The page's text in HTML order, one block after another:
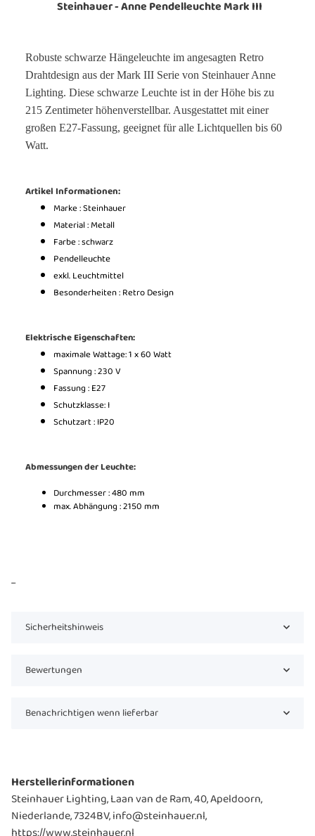
Steinhauer - Anne Pendelleuchte Mark III
Robuste schwarze Hängeleuchte im angesagten Retro
Drahtdesign aus der Mark III Serie von Steinhauer Anne
Lighting. Diese schwarze Leuchte ist in der Höhe bis zu
215 Zentimeter höhenverstellbar. Ausgestattet mit einer
großen E27-Fassung, geeignet für alle Lichtquellen bis 60
Watt.
Artikel Informationen:
Marke : Steinhauer
Material : Metall
Farbe : schwarz
Pendelleuchte
exkl. Leuchtmittel
Besonderheiten : Retro Design
Elektrische Eigenschaften:
maximale Wattage: 1 x 60 Watt
Spannung : 230 V
Fassung : E27
Schutzklasse: I
Schutzart : IP20
Abmessungen der Leuchte:
Durchmesser : 480 mm
max. Abhängung : 2150 mm
...
Sicherheitshinweis
Bewertungen
Benachrichtigen wenn lieferbar
Herstellerinformationen
Steinhauer Lighting, Laan van de Ram, 40, Apeldoorn,
Niederlande, 7324BV, info@steinhauer.nl,